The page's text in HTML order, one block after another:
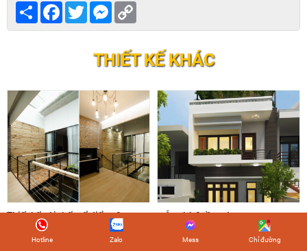
Share Facebook
TwitterMessenger
THIẾT KẾ KHÁC
Thiết kế nội thất cổ điển q8
Hiện tại, nhà được sử dụng với
mẫu nhà 2 tầng đẹp
Hotline Zalo Mess Chỉ đường